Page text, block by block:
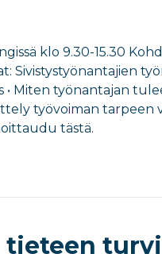
klo 9.30-15.30
Sivistystyönantajien
Miten työnantajan
työvoiman tarpeen
tästä.
tieteen